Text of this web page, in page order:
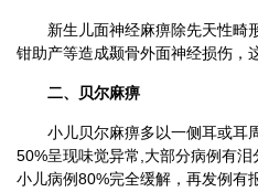
新生儿面神经麻痹除先天性畸
钳助产等造成颞骨外面神经损伤，
二、贝尔麻痹
小儿贝尔麻痹多以一侧耳或耳
50%呈现味觉异常,大部分病例有
小儿病例80%完全缓解，再发例有